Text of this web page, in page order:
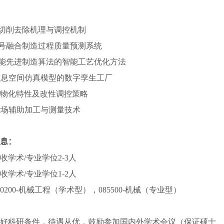
削去除机理与调控机制
融合制造过程质量预测系统
先进制造算法的智能工艺优化方法
空间仿真模型的数字孪生工厂
化特性及改性调控策略
辅助加工与测量技术
：
学术/专业学位2-3人
学术/专业学位1-2人
机械工程（学术型），085500-机械（专业型）
科研条件，待遇从优，鼓励参加国内外学术会议（保证硕士